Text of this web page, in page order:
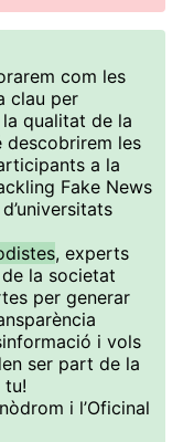
com les
clau per
qualitat de la
descobrirem les
a la
Fake News
, experts
la societat
per generar
i vols
ser part de la
tu!
i l’Oficinal